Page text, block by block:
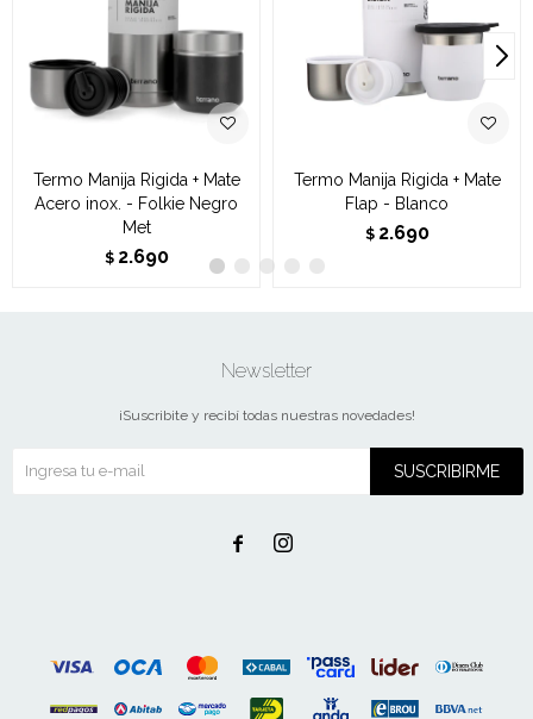
Termo Manija Rigida + Mate
Acero inox. - Folkie Negro
Met
$ 2.690
Termo Manija Rigida + Mate
Flap - Blanco
$ 2.690
Newsletter
¡Suscribite y recibí todas nuestras novedades!
SUSCRIBIRME
 